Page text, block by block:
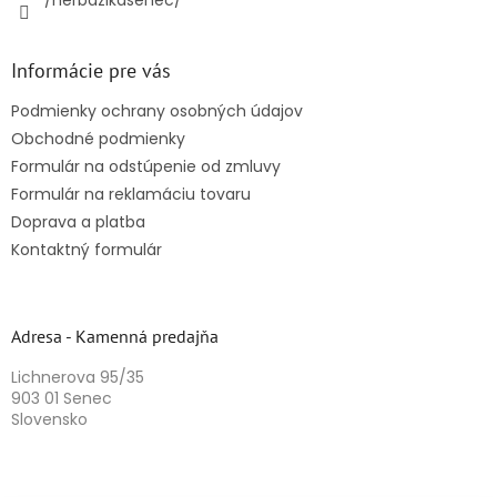
Informácie pre vás
Podmienky ochrany osobných údajov
Obchodné podmienky
Formulár na odstúpenie od zmluvy
Formulár na reklamáciu tovaru
Doprava a platba
Kontaktný formulár
Adresa - Kamenná predajňa
Lichnerova 95/35
903 01 Senec
Slovensko